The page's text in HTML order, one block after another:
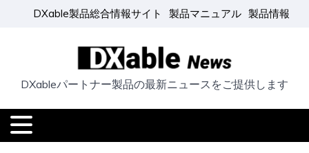
DXable製品総合情報サイト 製品マニュアル 製品情報
DXableパートナー製品の最新ニュースをご提供します